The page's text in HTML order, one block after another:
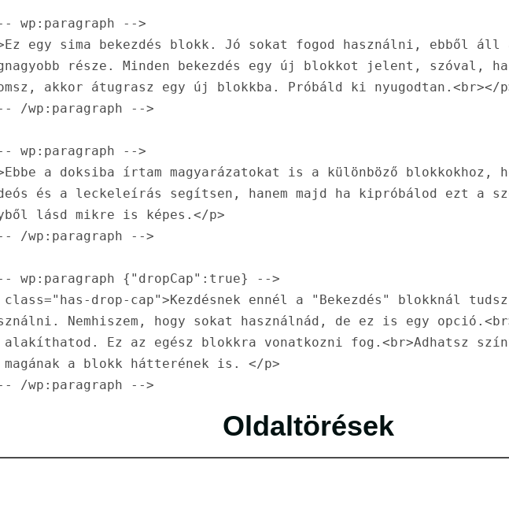
wp:paragraph -->
egy sima bekezdés blokk. Jó sokat fogod használni, ebből áll
része. Minden bekezdés egy új blokkot jelent, szóval,
akkor átugrasz egy új blokkba. Próbáld ki nyugodtan.<br></
/wp:paragraph -->
wp:paragraph -->
a doksiba írtam magyarázatokat is a különböző blokkokhoz,
és a leckeleírás segítsen, hanem majd ha kipróbálod ezt a
lásd mikre is képes.</p>
/wp:paragraph -->
wp:paragraph {"dropCap":true} -->
class="has-drop-cap">Kezdésnek ennél a "Bekezdés" blokknál
Nemhiszem, hogy sokat használnád, de ez is egy
Ez az egész blokkra vonatkozni fog.<br>Adhatsz
magának a blokk hátterének is. </p>
/wp:paragraph -->
Oldaltörések